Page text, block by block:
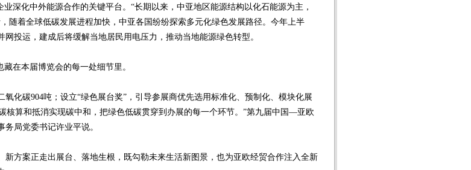
深化中外能源合作的关键平台。“长期以来，中亚地区能源结构以化石能源为主，
随着全球低碳发展进程加快，中亚各国纷纷探索多元化绿色发展路径。今年上半
投运，建成后将缓解当地居民用电压力，推动当地能源绿色转型。
在本届博览会的每一处细节里。
化碳904吨；设立“绿色展台奖”，引导参展商优先选用标准化、预制化、模块化展
算和抵消实现碳中和，把绿色低碳贯穿到办展的每一个环节。”第九届中国—亚欧
局党委书记许业平说。
方案正走出展台、落地生根，既勾勒未来生活新图景，也为亚欧经贸合作注入全新